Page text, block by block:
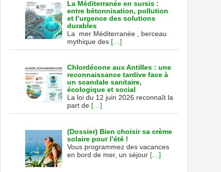
La Méditerranée en sursis :
entre bétonnisation, pollution
et l’urgence des solutions
durables
La mer Méditerranée , berceau
mythique des […]
Chlordécone aux Antilles : une
reconnaissance tardive face à
un scandale sanitaire,
écologique et social
La loi du 12 juin 2026 reconnaît la
part de […]
(Dossier) Bien choisir sa crème
solaire pour l’été !
Vous programmez des vacances
en bord de mer, un séjour […]